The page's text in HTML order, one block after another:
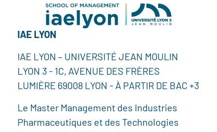
IAE LYON
IAE LYON – UNIVERSITÉ JEAN MOULIN
LYON 3 - 1C, AVENUE DES FRÈRES
LUMIÈRE 69008 LYON - À PARTIR DE BAC +3
Le Master Management des Industries
Pharmaceutiques et des Technologies